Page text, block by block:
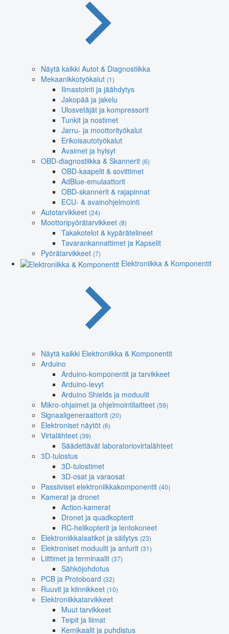
Näytä kaikki Autot & Diagnostiikka
Mekaanikkotyökalut (1)
Ilmastointi ja jäähdytys
Jakopää ja jakelu
Ulosvetäjät ja kompressorit
Tunkit ja nostimet
Jarru- ja moottorityökalut
Erikoisautotyökalut
Avaimet ja hylsyt
OBD-diagnostiikka & Skannerit (6)
OBD-kaapelit & sovittimet
AdBlue-emulaattorit
OBD-skannerit & rajapinnat
ECU- & avainohjelmointi
Autotarvikkeet (24)
Moottoripyörätarvikkeet (8)
Takakotelot & kypärätelineet
Tavarankannattimet ja Kapselit
Pyörätarvikkeet (7)
Elektroniikka & Komponentit
Näytä kaikki Elektroniikka & Komponentit
Arduino
Arduino-komponentit ja tarvikkeet
Arduino-levyt
Arduino Shields ja moduulit
Mikro-ohjaimet ja ohjelmointilaitteet (59)
Signaaligeneraattorit (20)
Elektroniset näytöt (6)
Virtalähteet (39)
Säädettävät laboratoriovirtalähteet
3D-tulostus
3D-tulostimet
3D-osat ja varaosat
Passiiviset elektroniikkakomponentit (40)
Kamerat ja dronet
Action-kamerat
Dronet ja quadkopterit
RC-helikopterit ja lentokoneet
Elektroniikkalaatikot ja säilytys (23)
Elektroniset moduulit ja anturit (31)
Liittimet ja terminaalit (37)
Sähköjohdotus
PCB ja Protoboard (32)
Ruuvit ja kiinnikkeet (10)
Elektroniikkatarvikkeet
Muut tarvikkeet
Teipit ja liimat
Kemikaalit ja puhdistus